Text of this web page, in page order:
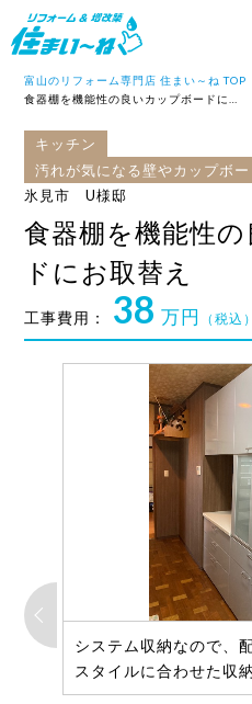
富山のリフォーム専門店 住まい～ね TOP
キッチン
汚れが気になる壁やカップボー
氷見市 U様邸
食器棚を機能性
ドにお取替え
工事費用： 38 万円 （税込）
システム収納なので、
スタイルに合わせた収